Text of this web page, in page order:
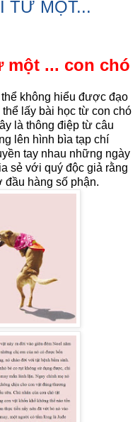
TỪ MỘT...
một ... con chó
không hiểu được đạo
lấy bài học từ con chó
là thông điệp từ câu
lên hình bìa tạp chí
tay nhau những ngày
sẻ với quý độc giả rằng
đầu hàng số phận.